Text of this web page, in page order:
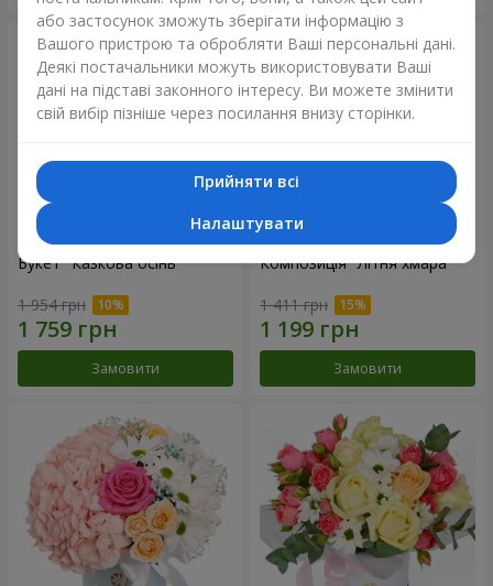
Букет "Казкова осінь"
1 954 грн
Замовити
Композиція "Літня хмара"
1 411 грн
Замовити
або застосунок зможуть зберігати інформацію з
Вашого пристрою та обробляти Ваші персональні дані.
Деякі постачальники можуть використовувати Ваші
дані на підставі законного інтересу. Ви можете змінити
свій вибір пізніше через посилання внизу сторінки.
Прийняти всі
Налаштувати